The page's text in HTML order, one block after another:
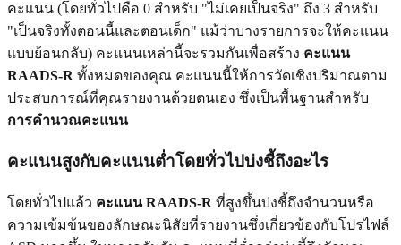
คะแนน (โดยทั่วไปคือ 0 สำหรับ "ไม่เคยเป็นจริง" ถึง 3 สำหรับ
"เป็นจริงทั้งตอนนี้และตอนเด็ก" แม้ว่าบางรายการจะให้คะแนน
แบบย้อนกลับ) คะแนนเหล่านี้จะรวมกันเพื่อสร้าง คะแนน
RAADS-R ทั้งหมดของคุณ คะแนนนี้ให้การวัดเชิงปริมาณตาม
ประสบการณ์ที่คุณรายงานด้วยตนเอง ซึ่งเป็นพื้นฐานสำหรับ
การคำนวณคะแนน
คะแนนสูงกับคะแนนต่ำโดยทั่วไปบ่งชี้ถึงอะไร
โดยทั่วไปแล้ว คะแนน RAADS-R ที่สูงขึ้นบ่งชี้ถึงจำนวนหรือ
ความเข้มข้นของลักษณะนิสัยที่รายงานซึ่งเกี่ยวข้องกับโปรไฟล์